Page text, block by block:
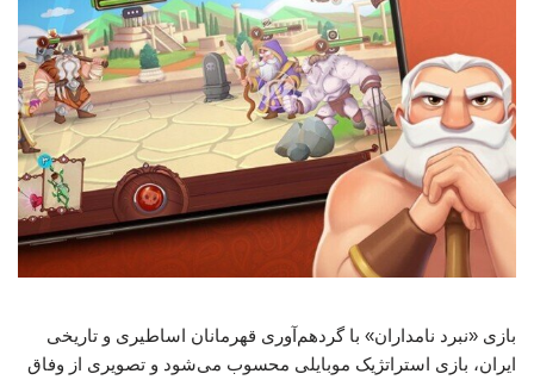
بازی «نبرد نامداران» با گردهم‌آوری قهرمانان اساطیری و تاریخی
ایران، بازی استراتژیک موبایلی محسوب می‌شود و تصویری از وفاق